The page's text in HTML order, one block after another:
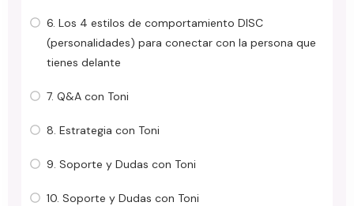
6. Los 4 estilos de comportamiento DISC
(personalidades) para conectar con la persona que
tienes delante
7. Q&A con Toni
8. Estrategia con Toni
9. Soporte y Dudas con Toni
10. Soporte y Dudas con Toni